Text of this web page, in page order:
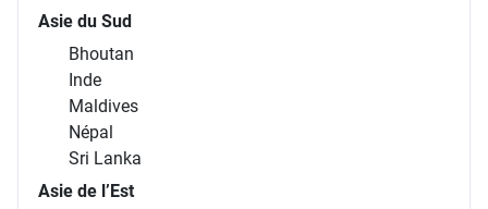
Asie du Sud
Bhoutan
Inde
Maldives
Népal
Sri Lanka
Asie de l’Est